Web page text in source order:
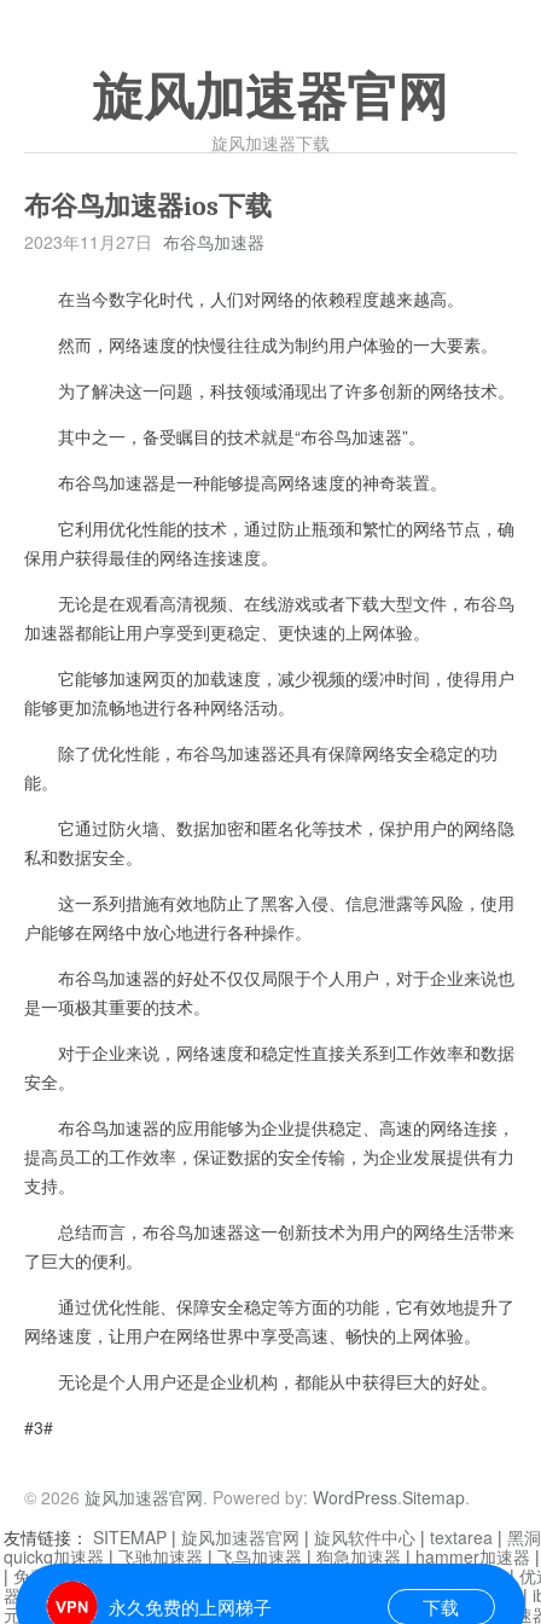
旋风加速器官网
旋风加速器下载
布谷鸟加速器ios下载
2023年11月27日 布谷鸟加速器
在当今数字化时代，人们对网络的依赖程度越来越高。
然而，网络速度的快慢往往成为制约用户体验的一大要素。
为了解决这一问题，科技领域涌现出了许多创新的网络技术。
其中之一，备受瞩目的技术就是“布谷鸟加速器”。
布谷鸟加速器是一种能够提高网络速度的神奇装置。
它利用优化性能的技术，通过防止瓶颈和繁忙的网络节点，确
保用户获得最佳的网络连接速度。
无论是在观看高清视频、在线游戏或者下载大型文件，布谷鸟
加速器都能让用户享受到更稳定、更快速的上网体验。
它能够加速网页的加载速度，减少视频的缓冲时间，使得用户
能够更加流畅地进行各种网络活动。
除了优化性能，布谷鸟加速器还具有保障网络安全稳定的功
能。
它通过防火墙、数据加密和匿名化等技术，保护用户的网络隐
私和数据安全。
这一系列措施有效地防止了黑客入侵、信息泄露等风险，使用
户能够在网络中放心地进行各种操作。
布谷鸟加速器的好处不仅仅局限于个人用户，对于企业来说也
是一项极其重要的技术。
对于企业来说，网络速度和稳定性直接关系到工作效率和数据
安全。
布谷鸟加速器的应用能够为企业提供稳定、高速的网络连接，
提高员工的工作效率，保证数据的安全传输，为企业发展提供有力
支持。
总结而言，布谷鸟加速器这一创新技术为用户的网络生活带来
了巨大的便利。
通过优化性能、保障安全稳定等方面的功能，它有效地提升了
网络速度，让用户在网络世界中享受高速、畅快的上网体验。
无论是个人用户还是企业机构，都能从中获得巨大的好处。
#3#
© 2026 旋风加速器官网. Powered by: WordPress.Sitemap.
永久免费的上网梯子 下载
友情链接： SITEMAP | 旋风加速器官网 | 旋风软件中心 | textarea | 黑
quickq加速器 | 飞驰加速器 | 飞鸟加速器 | 狗急加速器 | hammer加速器
| 免费vqn加速外网 迷雾通|优
器| 快柠檬加速器 |黑洞加速 |falemon 快橙加速器|anycast加速器 |
元机场加速器 |一元机场|老王加速器 | 白石山|
小牛加速